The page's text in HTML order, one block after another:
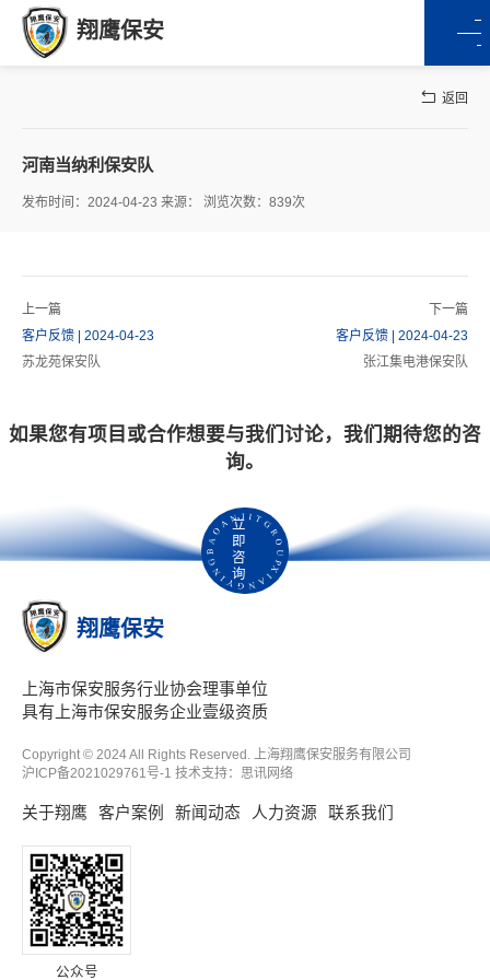
翔鹰保安
返回
河南当纳利保安队
发布时间：2024-04-23 来源： 浏览次数：839次
上一篇
客户反馈 | 2024-04-23
苏龙苑保安队
下一篇
客户反馈 | 2024-04-23
张江集电港保安队
如果您有项目或合作想要与我们讨论，我们期待您的咨
询。
立
即
咨
询
翔鹰保安
上海市保安服务行业协会理事单位
具有上海市保安服务企业壹级资质
Copyright © 2024 All Rights Reserved. 上海翔鹰保安服务有限公司
沪ICP备2021029761号-1 技术支持： 思讯网络
关于翔鹰 客户案例 新闻动态 人力资源 联系我们
公众号